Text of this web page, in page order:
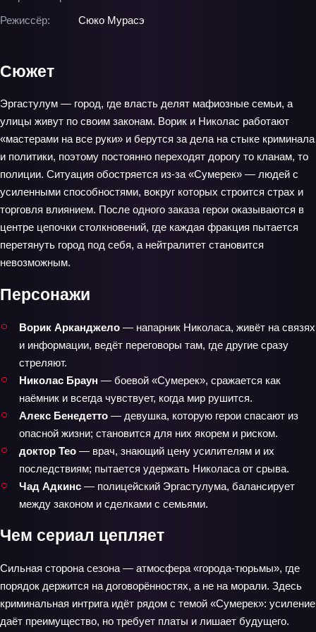
Режиссёр:
Сюко Мурасэ
Сюжет
Эргастулум — город, где власть делят мафиозные семьи, а
улицы живут по своим законам. Ворик и Николас работают
«мастерами на все руки» и берутся за дела на стыке криминала
и политики, поэтому постоянно переходят дорогу то кланам, то
полиции. Ситуация обостряется из‑за «Сумерек» — людей с
усиленными способностями, вокруг которых строится страх и
торговля влиянием. После одного заказа герои оказываются в
центре цепочки столкновений, где каждая фракция пытается
перетянуть город под себя, а нейтралитет становится
невозможным.
Персонажи
Ворик Арканджело — напарник Николаса, живёт на связях
и информации, ведёт переговоры там, где другие сразу
стреляют.
Николас Браун — боевой «Сумерек», сражается как
наёмник и всегда чувствует, когда мир рушится.
Алекс Бенедетто — девушка, которую герои спасают из
опасной жизни; становится для них якорем и риском.
доктор Тео — врач, знающий цену усилителям и их
последствиям; пытается удержать Николаса от срыва.
Чад Адкинс — полицейский Эргастулума, балансирует
между законом и сделками с семьями.
Чем сериал цепляет
Сильная сторона сезона — атмосфера «города‑тюрьмы», где
порядок держится на договорённостях, а не на морали. Здесь
криминальная интрига идёт рядом с темой «Сумерек»: усиление
даёт преимущество, но требует платы и лишает будущего.